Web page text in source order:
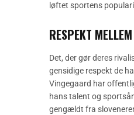
løftet sportens
RESPEKT
Det, der gør deres
gensidige respekt de
Vingegaard har
hans talent og
gengældt fra